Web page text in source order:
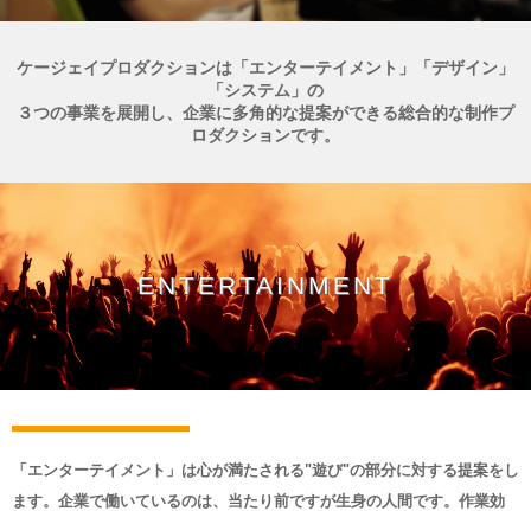
ケージェイプロダクションは 「エンターテイメント」「デザイン」
「システム」 の
３つの事業を展開し、企業に多角的な提案ができる総合的な制作プ
ロダクションです。
ENTERTAINMENT
「エンターテイメント」は心が満たされる"遊び"の部分に対する提案をし
ます。企業で働いているのは、当たり前ですが生身の人間です。作業効